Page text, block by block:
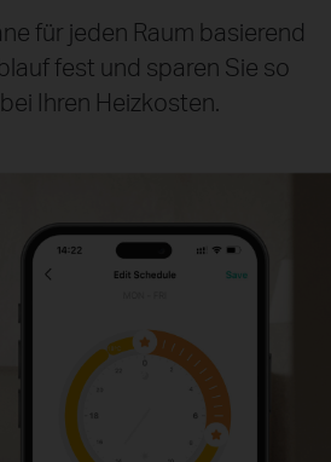
für jeden Raum basierend
fest und sparen Sie so
Ihren Heizkosten.